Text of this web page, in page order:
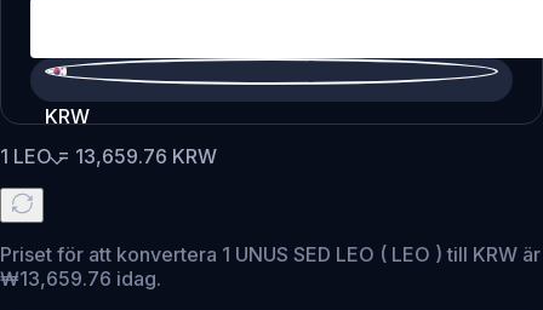
KRW
1 LEO= 13,659.76 KRW
Priset för att konvertera 1 UNUS SED LEO ( LEO ) till KRW är
₩13,659.76 idag.